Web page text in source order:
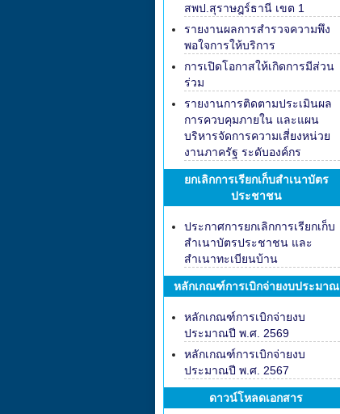
สพป.สุราษฎร์ธานี เขต 1
รายงานผลการสำรวจความพึง
พอใจการให้บริการ
การเปิดโอกาสให้เกิดการมีส่วน
ร่วม
รายงานการติดตามประเมินผล
การควบคุมภายใน และแผน
บริหารจัดการความเสี่ยงหน่วย
งานภาครัฐ ระดับองค์กร
ยกเลิกการเรียกเก็บสำเนาบัตร
ประชาชน
ประกาศการยกเลิกการเรียกเก็บ
สำเนาบัตรประชาชน และ
สำเนาทะเบียนบ้าน
หลักเกณฑ์การเบิกจ่ายงบประมาณ
หลักเกณฑ์การเบิกจ่ายงบ
ประมาณปี พ.ศ. 2569
หลักเกณฑ์การเบิกจ่ายงบ
ประมาณปี พ.ศ. 2567
ดาวน์โหลดเอกสาร